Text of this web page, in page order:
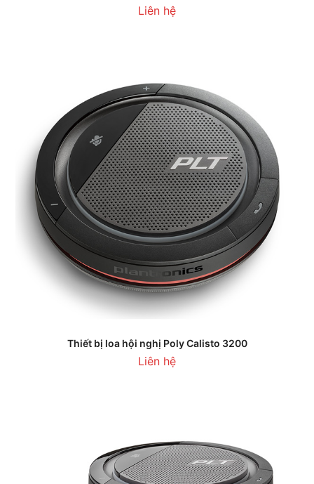
Liên hệ
Thiết bị loa hội nghị Poly Calisto 3200
Liên hệ